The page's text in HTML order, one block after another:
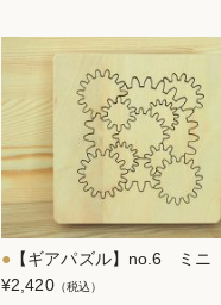
【ギアパズル】no.6 ミニ
¥2,420（税込）